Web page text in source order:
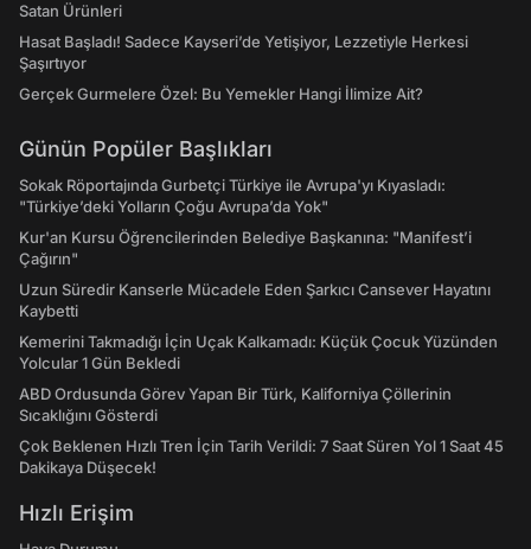
Satan Ürünleri
Hasat Başladı! Sadece Kayseri’de Yetişiyor, Lezzetiyle Herkesi
Şaşırtıyor
Gerçek Gurmelere Özel: Bu Yemekler Hangi İlimize Ait?
Günün Popüler Başlıkları
Sokak Röportajında Gurbetçi Türkiye ile Avrupa'yı Kıyasladı:
"Türkiye’deki Yolların Çoğu Avrupa’da Yok"
Kur'an Kursu Öğrencilerinden Belediye Başkanına: "Manifest’i
Çağırın"
Uzun Süredir Kanserle Mücadele Eden Şarkıcı Cansever Hayatını
Kaybetti
Kemerini Takmadığı İçin Uçak Kalkamadı: Küçük Çocuk Yüzünden
Yolcular 1 Gün Bekledi
ABD Ordusunda Görev Yapan Bir Türk, Kaliforniya Çöllerinin
Sıcaklığını Gösterdi
Çok Beklenen Hızlı Tren İçin Tarih Verildi: 7 Saat Süren Yol 1 Saat 45
Dakikaya Düşecek!
Hızlı Erişim